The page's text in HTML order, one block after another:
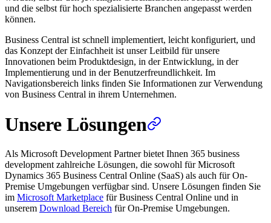
und die selbst für hoch spezialisierte Branchen angepasst werden
können.
Business Central ist schnell implementiert, leicht konfiguriert, und
das Konzept der Einfachheit ist unser Leitbild für unsere
Innovationen beim Produktdesign, in der Entwicklung, in der
Implementierung und in der Benutzerfreundlichkeit. Im
Navigationsbereich links finden Sie Informationen zur Verwendung
von Business Central in ihrem Unternehmen.
Unsere Lösungen
Als Microsoft Development Partner bietet Ihnen 365 business
development zahlreiche Lösungen, die sowohl für Microsoft
Dynamics 365 Business Central Online (SaaS) als auch für On-
Premise Umgebungen verfügbar sind. Unsere Lösungen finden Sie
im Microsoft Marketplace für Business Central Online und in
unserem Download Bereich für On-Premise Umgebungen.